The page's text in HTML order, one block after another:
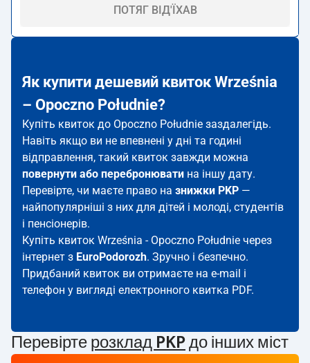
ПОТЯГ ВІД'ЇХАВ
Як купити дешевий квиток Września
– Opoczno Południe?
Купіть квиток до Opoczno Południe заздалегідь.
Навіть якщо ви не впевнені у дні та годині
відправлення, такий квиток завжди можна
повернути або перебронювати на іншу дату.
Перевірте, чи маєте право на знижки PKP —
найпопулярніші з них для дітей і молоді, студентів
і пенсіонерів.
Купіть квиток Września - Opoczno Południe через
інтернет з EuroPodorozh. Зручно і безпечно.
Придбаний квиток ви отримаєте на e-mail і
телефон у вигляді електронного квитка PDF.
Перевірте розклад PKP до інших міст